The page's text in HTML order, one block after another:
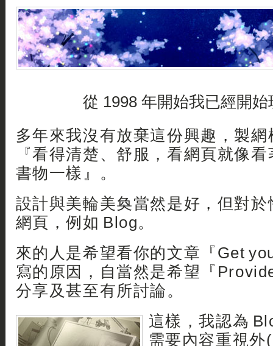
從 1998 年開始我已經開始
多年來我沒有放棄這份興趣，製
『看得清楚、舒服，看網頁就像
書物一樣』。
設計與美輪美奐當然是好，但對
網頁，例如 Blog。
來的人是希望看你的文章『Get
寫的原因，自當然是希望『
分享及甚至有所討論。
這樣，我認為
需要內容重視